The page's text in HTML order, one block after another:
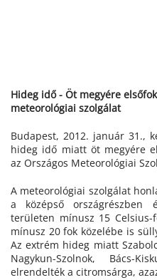
Hideg idő - Öt megyére
meteorológiai szolgálat
Budapest, 2012. január 31.,
hideg idő miatt öt megyére
az Országos Meteorológiai
A meteorológiai szolgálat
a középső országrészben
területen mínusz 15
mínusz 20 fok közelébe is
Az extrém hideg miatt
Nagykun-Szolnok, Bács-
elrendelték a citromsárga,